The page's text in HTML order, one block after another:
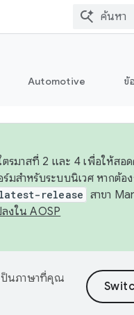
Automotive ข้
รมาสที่ 2 และ 4 เพื่อให้สอ
ำหรับระบบนิเวศ หากต้อง
release สาขา
งใน AOSP
ป็นภาษาที่คุณ